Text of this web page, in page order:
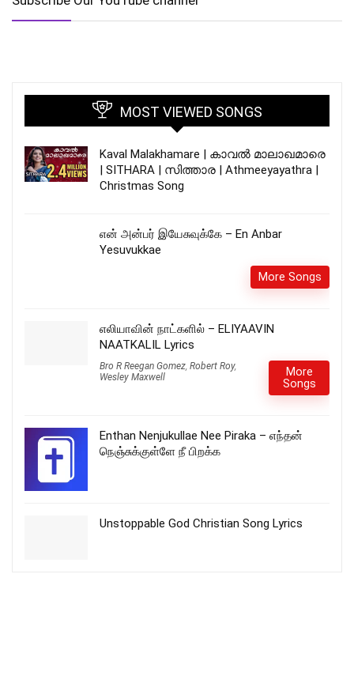
MOST VIEWED SONGS
Kaval Malakhamare | കാവൽ മാലാഖമാരെ
| SITHARA | സിത്താര | Athmeeyayathra |
Christmas Song
என் அன்பர் இயேசுவுக்கே – En Anbar
Yesuvukkae
More Songs
எலியாவின் நாட்களில் – ELIYAAVIN
NAATKALIL Lyrics
Bro R Reegan Gomez, Robert Roy,
Wesley Maxwell
More
Songs
Enthan Nenjukullae Nee Piraka – எந்தன்
நெஞ்சுக்குள்ளே நீ பிறக்க
Unstoppable God Christian Song Lyrics